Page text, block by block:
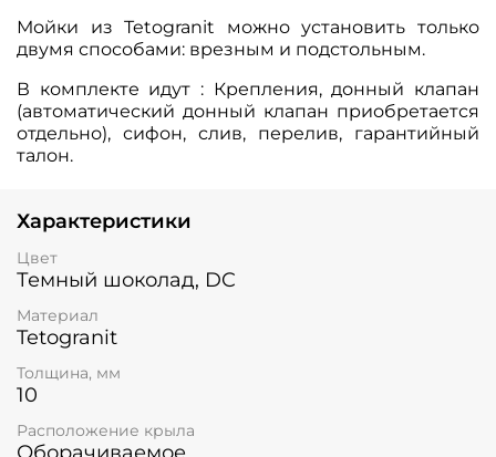
Мойки из Tetogranit можно установить только
двумя способами: врезным и подстольным.
В комплекте идут : Крепления, донный клапан
(автоматический донный клапан приобретается
отдельно), сифон, слив, перелив, гарантийный
талон.
Характеристики
Цвет
Темный шоколад, DC
Материал
Tetogranit
Толщина, мм
10
Расположение крыла